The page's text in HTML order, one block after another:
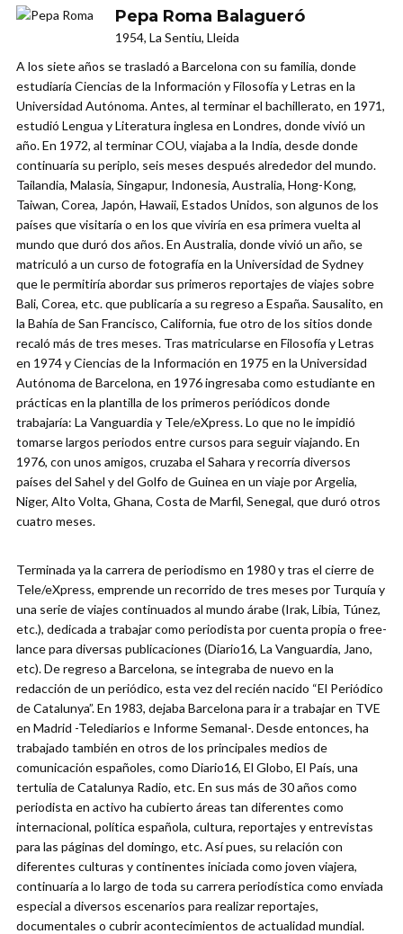
Pepa Roma Balagueró
1954, La Sentiu, Lleida
A los siete años se trasladó a Barcelona con su familia, donde
estudiaría Ciencias de la Información y Filosofía y Letras en la
Universidad Autónoma. Antes, al terminar el bachillerato, en 1971,
estudió Lengua y Literatura inglesa en Londres, donde vivió un
año. En 1972, al terminar COU, viajaba a la India, desde donde
continuaría su periplo, seis meses después alrededor del mundo.
Tailandia, Malasia, Singapur, Indonesia, Australia, Hong-Kong,
Taiwan, Corea, Japón, Hawaii, Estados Unidos, son algunos de los
países que visitaría o en los que viviría en esa primera vuelta al
mundo que duró dos años. En Australia, donde vivió un año, se
matriculó a un curso de fotografía en la Universidad de Sydney
que le permitiría abordar sus primeros reportajes de viajes sobre
Bali, Corea, etc. que publicaría a su regreso a España. Sausalito, en
la Bahía de San Francisco, California, fue otro de los sitios donde
recaló más de tres meses. Tras matricularse en Filosofía y Letras
en 1974 y Ciencias de la Información en 1975 en la Universidad
Autónoma de Barcelona, en 1976 ingresaba como estudiante en
prácticas en la plantilla de los primeros periódicos donde
trabajaría: La Vanguardia y Tele/eXpress. Lo que no le impidió
tomarse largos periodos entre cursos para seguir viajando. En
1976, con unos amigos, cruzaba el Sahara y recorría diversos
países del Sahel y del Golfo de Guinea en un viaje por Argelia,
Niger, Alto Volta, Ghana, Costa de Marfil, Senegal, que duró otros
cuatro meses.
Terminada ya la carrera de periodismo en 1980 y tras el cierre de
Tele/eXpress, emprende un recorrido de tres meses por Turquía y
una serie de viajes continuados al mundo árabe (Irak, Libia, Túnez,
etc.), dedicada a trabajar como periodista por cuenta propia o free-
lance para diversas publicaciones (Diario16, La Vanguardia, Jano,
etc). De regreso a Barcelona, se integraba de nuevo en la
redacción de un periódico, esta vez del recién nacido “El Periódico
de Catalunya”. En 1983, dejaba Barcelona para ir a trabajar en TVE
en Madrid -Telediarios e Informe Semanal-. Desde entonces, ha
trabajado también en otros de los principales medios de
comunicación españoles, como Diario16, El Globo, El País, una
tertulia de Catalunya Radio, etc. En sus más de 30 años como
periodista en activo ha cubierto áreas tan diferentes como
internacional, política española, cultura, reportajes y entrevistas
para las páginas del domingo, etc. Así pues, su relación con
diferentes culturas y continentes iniciada como joven viajera,
continuaría a lo largo de toda su carrera periodística como enviada
especial a diversos escenarios para realizar reportajes,
documentales o cubrir acontecimientos de actualidad mundial.